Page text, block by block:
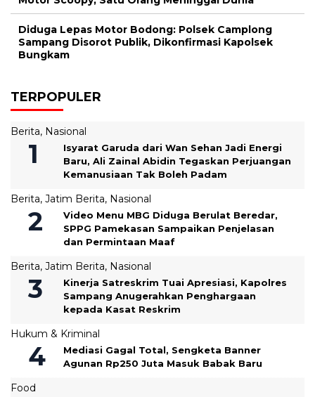
Diduga Lepas Motor Bodong: Polsek Camplong
Sampang Disorot Publik, Dikonfirmasi Kapolsek
Bungkam
TERPOPULER
Berita, Nasional
‎Isyarat Garuda dari Wan Sehan Jadi Energi
Baru, Ali Zainal Abidin Tegaskan Perjuangan
Kemanusiaan Tak Boleh Padam
Berita, Jatim Berita, Nasional
‎Video Menu MBG Diduga Berulat Beredar,
SPPG Pamekasan Sampaikan Penjelasan
dan Permintaan Maaf
Berita, Jatim Berita, Nasional
Kinerja Satreskrim Tuai Apresiasi, Kapolres
Sampang Anugerahkan Penghargaan
kepada Kasat Reskrim
Hukum & Kriminal
Mediasi Gagal Total, Sengketa Banner
Agunan Rp250 Juta Masuk Babak Baru
Food